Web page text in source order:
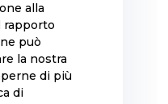
alla
rapporto
può
la nostra
di più
di